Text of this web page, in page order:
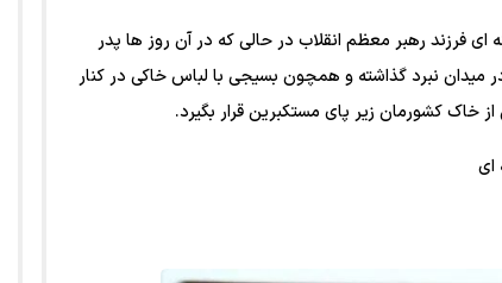
فرزند رهبر معظم انقلاب در حالی که در آن روز ها پدر
میدان نبرد گذاشته و همچون بسیجی با لباس خاکی در کنار
خاک کشورمان زیر پای مستکبرین قرار بگیرد.